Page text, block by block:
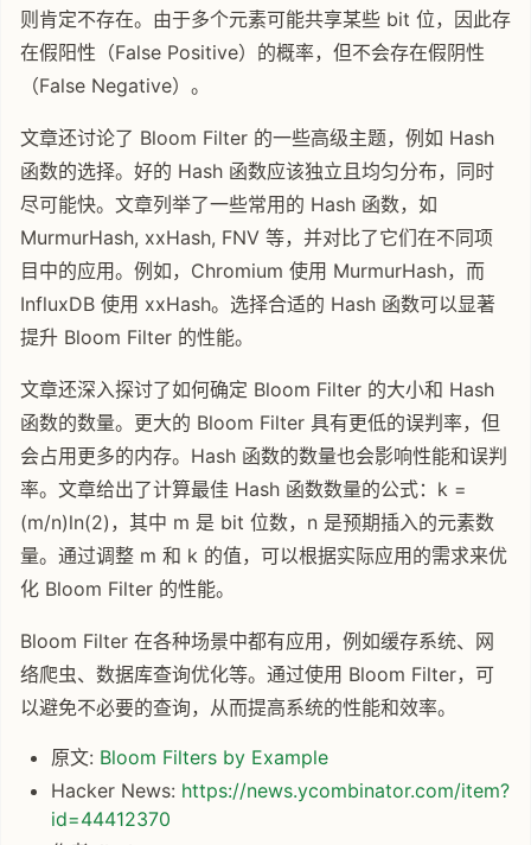
则肯定不存在。由于多个元素可能共享某些 bit 位，因此存
在假阳性（False Positive）的概率，但不会存在假阴性
（False Negative）。
文章还讨论了 Bloom Filter 的一些高级主题，例如 Hash
函数的选择。好的 Hash 函数应该独立且均匀分布，同时
尽可能快。文章列举了一些常用的 Hash 函数，如
MurmurHash, xxHash, FNV 等，并对比了它们在不同项
目中的应用。例如，Chromium 使用 MurmurHash，而
InfluxDB 使用 xxHash。选择合适的 Hash 函数可以显著
提升 Bloom Filter 的性能。
文章还深入探讨了如何确定 Bloom Filter 的大小和 Hash
函数的数量。更大的 Bloom Filter 具有更低的误判率，但
会占用更多的内存。Hash 函数的数量也会影响性能和误判
率。文章给出了计算最佳 Hash 函数数量的公式：k =
(m/n)ln(2)，其中 m 是 bit 位数，n 是预期插入的元素数
量。通过调整 m 和 k 的值，可以根据实际应用的需求来优
化 Bloom Filter 的性能。
Bloom Filter 在各种场景中都有应用，例如缓存系统、网
络爬虫、数据库查询优化等。通过使用 Bloom Filter，可
以避免不必要的查询，从而提高系统的性能和效率。
原文: Bloom Filters by Example
Hacker News: https://news.ycombinator.com/item?
id=44412370